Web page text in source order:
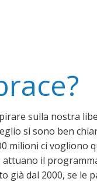
sulla nostra
si sono ben
milioni ci vogliono
il
già dal 2000, se